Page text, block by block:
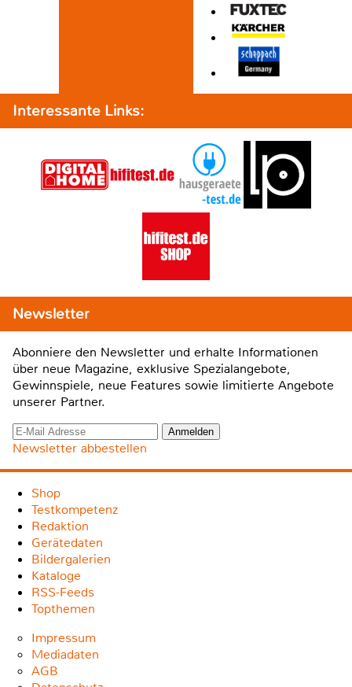
Interessante Links:
Newsletter
Abonniere den Newsletter und erhalte Informationen
über neue Magazine, exklusive Spezialangebote,
Gewinnspiele, neue Features sowie limitierte Angebote
unserer Partner.
Newsletter abbestellen
Shop
Testkompetenz
Redaktion
Gerätedaten
Bildergalerien
Kataloge
RSS-Feeds
Topthemen
Impressum
Mediadaten
AGB